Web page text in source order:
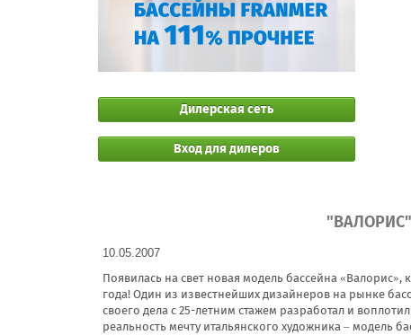
Дилерская сеть
Вход для дилеров
10.05.2007
Появилась на свет новая модель бассейна «Валорис»,
года! Один из известнейших дизайнеров на рынке
своего дела с 25-летним стажем разработал и
реальность мечту итальянского художника – модель